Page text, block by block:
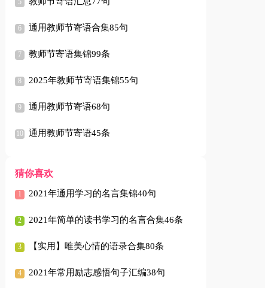
通用教师节寄语合集85句
教师节寄语集锦99条
2025年教师节寄语集锦55句
通用教师节寄语68句
通用教师节寄语45条
猜你喜欢
2021年通用学习的名言集锦40句
2021年简单的读书学习的名言合集46条
【实用】唯美心情的语录合集80条
2021年常用励志感悟句子汇编38句